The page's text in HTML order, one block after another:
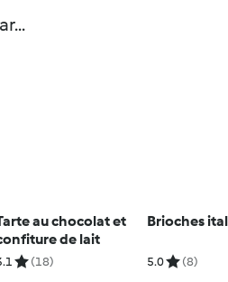
au chocolat et
de lait
(18)
Brioches
5.0 (8)